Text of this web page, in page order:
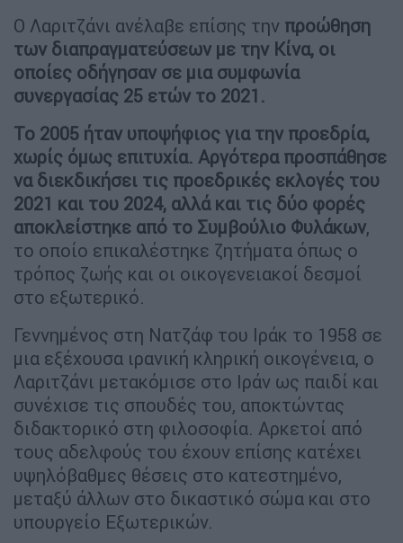
Ο Λαριτζάνι ανέλαβε επίσης την προώθηση
των διαπραγματεύσεων με την Κίνα, οι
οποίες οδήγησαν σε μια συμφωνία
συνεργασίας 25 ετών το 2021.
Το 2005 ήταν υποψήφιος για την προεδρία,
χωρίς όμως επιτυχία. Αργότερα προσπάθησε
να διεκδικήσει τις προεδρικές εκλογές του
2021 και του 2024, αλλά και τις δύο φορές
αποκλείστηκε από το Συμβούλιο Φυλάκων,
το οποίο επικαλέστηκε ζητήματα όπως ο
τρόπος ζωής και οι οικογενειακοί δεσμοί
στο εξωτερικό.
Γεννημένος στη Νατζάφ του Ιράκ το 1958 σε
μια εξέχουσα ιρανική κληρική οικογένεια, ο
Λαριτζάνι μετακόμισε στο Ιράν ως παιδί και
συνέχισε τις σπουδές του, αποκτώντας
διδακτορικό στη φιλοσοφία. Αρκετοί από
τους αδελφούς του έχουν επίσης κατέχει
υψηλόβαθμες θέσεις στο κατεστημένο,
μεταξύ άλλων στο δικαστικό σώμα και στο
υπουργείο Εξωτερικών.